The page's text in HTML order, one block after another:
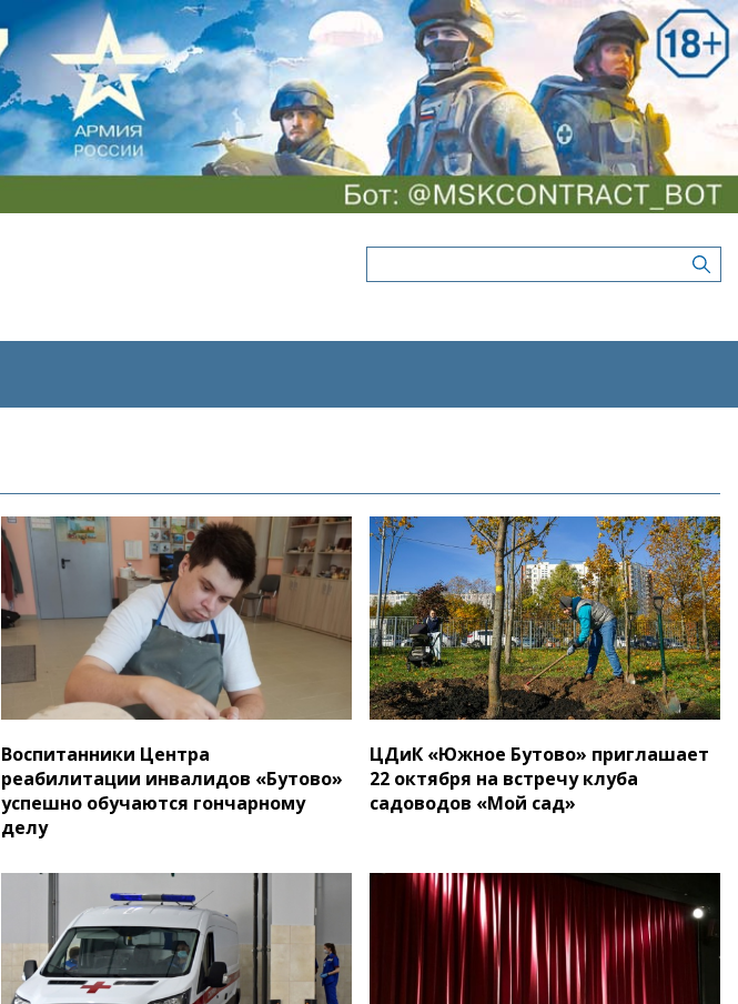
Воспитанники Центра
реабилитации инвалидов «Бутово»
успешно обучаются гончарному
делу
ЦДиК «Южное Бутово» приглашает
22 октября на встречу клуба
садоводов «Мой сад»